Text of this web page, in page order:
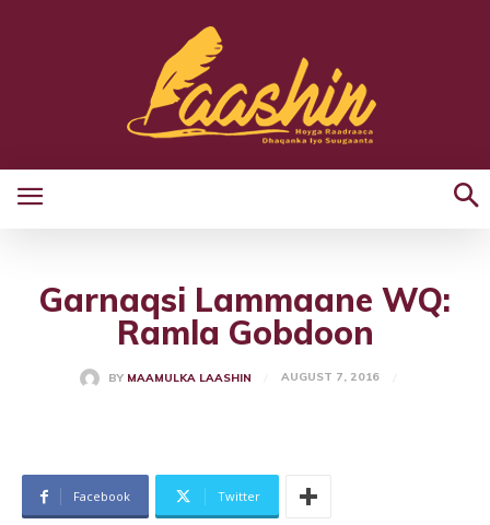
Garnaqsi Lammaane WQ:
Ramla Gobdoon
BY MAAMULKA LAASHIN AUGUST 7, 2016
Facebook Twitter